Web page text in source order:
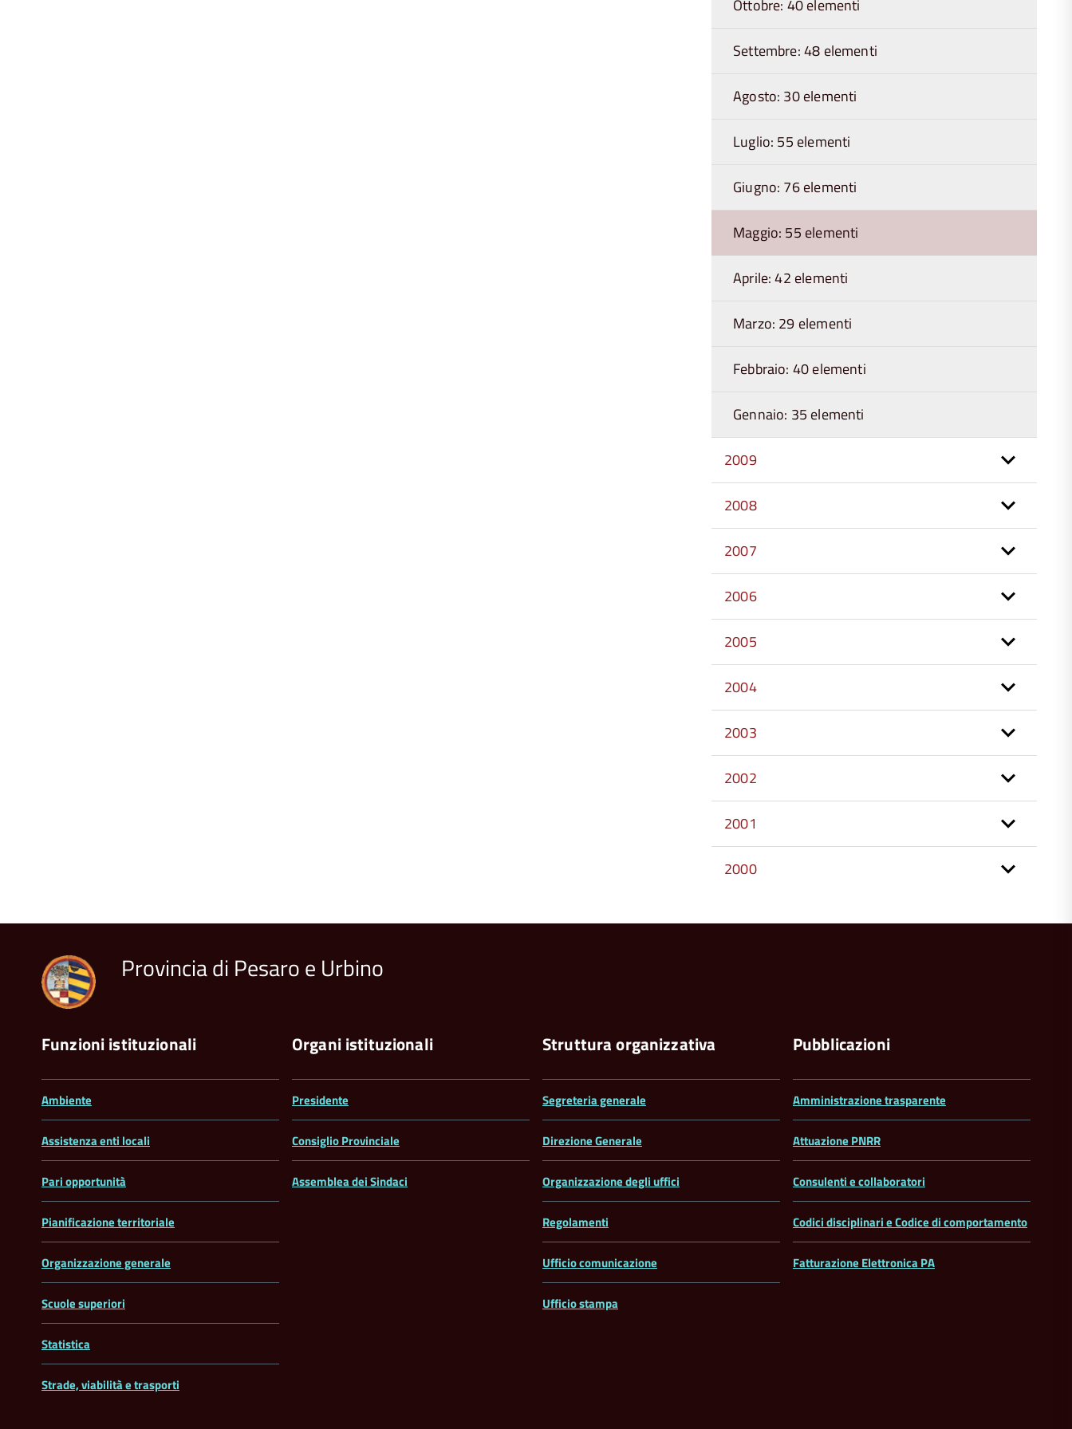
Ottobre: 40 elementi
Settembre: 48 elementi
Agosto: 30 elementi
Luglio: 55 elementi
Giugno: 76 elementi
Maggio: 55 elementi
Aprile: 42 elementi
Marzo: 29 elementi
Febbraio: 40 elementi
Gennaio: 35 elementi
2009
2008
2007
2006
2005
2004
2003
2002
2001
2000
del
Provincia di Pesaro e Urbino
Funzioni istituzionali
Ambiente
Assistenza enti locali
Pari opportunità
Pianificazione territoriale
Organizzazione generale
Scuole superiori
Statistica
Strade, viabilità e trasporti
Organi istituzionali
Presidente
Consiglio Provinciale
Assemblea dei Sindaci
Struttura organizzativa
Segreteria generale
Direzione Generale
Organizzazione degli uffici
Regolamenti
Ufficio comunicazione
Ufficio stampa
Pubblicazioni
Amministrazione trasparente
Attuazione PNRR
Consulenti e collaboratori
Codici disciplinari e Codice di comportamento
Fatturazione Elettronica PA